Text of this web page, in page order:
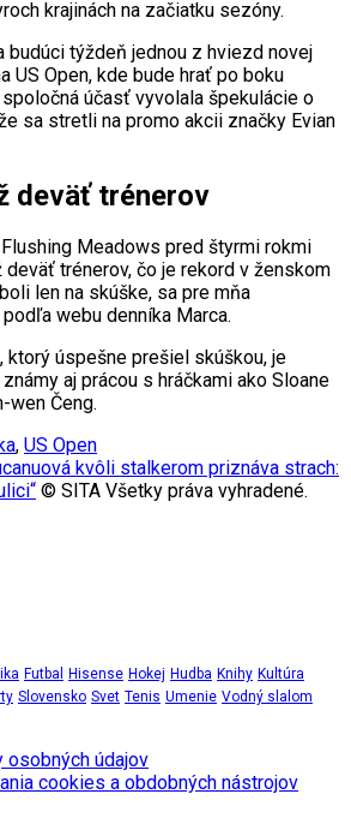
krajinách na začiatku sezóny.
budúci týždeň jednou z hviezd novej
US Open, kde bude hrať po boku
spoločná účasť vyvolala špekulácie o
sa stretli na promo akcii značky Evian
deväť trénerov
Meadows pred štyrmi rokmi
deväť trénerov, čo je rekord v ženskom
len na skúške, sa pre mňa
webu denníka Marca.
ktorý úspešne prešiel skúškou, je
aj prácou s hráčkami ako Sloane
wen Čeng.
, US Open
kvôli stalkerom priznáva strach:
© SITA Všetky práva vyhradené.
Futbal Hisense Hokej Hudba Knihy Kultúra
Slovensko Svet Tenis Umenie Vodný slalom
osobných údajov
cookies a obdobných nástrojov